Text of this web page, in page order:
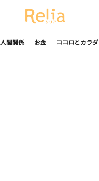
人間関係 お金 ココロとカラダ